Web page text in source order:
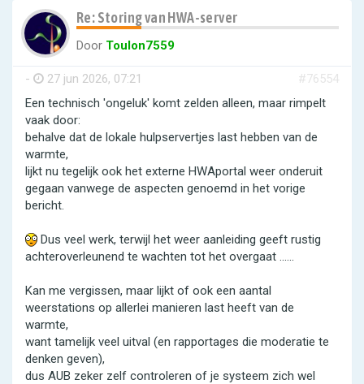
Re: Storing van HWA-server
Door Toulon7559
- 27 jun 2026, 07:21
#76554
Een technisch 'ongeluk' komt zelden alleen, maar rimpelt
vaak door:
behalve dat de lokale hulpservertjes last hebben van de
warmte,
lijkt nu tegelijk ook het externe HWAportal weer onderuit
gegaan vanwege de aspecten genoemd in het vorige
bericht.
Dus veel werk, terwijl het weer aanleiding geeft rustig
achteroverleunend te wachten tot het overgaat ......
Kan me vergissen, maar lijkt of ook een aantal
weerstations op allerlei manieren last heeft van de
warmte,
want tamelijk veel uitval (en rapportages die moderatie te
denken geven),
dus AUB zeker zelf controleren of je systeem zich wel